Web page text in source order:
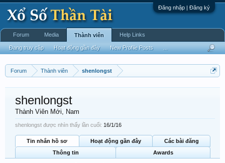
Đăng nhập | Đăng ký
Forum Thành viên shenlongst
shenlongst
Thành Viên Mới, Nam
shenlongst được nhìn thấy lần cuối: 16/1/16
Tin nhắn hồ sơ Hoạt động gần đây
Các bài đăng
Thông tin
Awards
Forum Media Thành viên
Đang truy cập Hoạt động gần đây New Profile Posts
Help Links